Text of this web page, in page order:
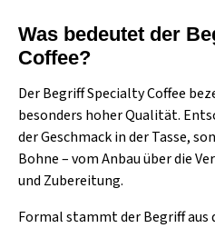
Was bedeutet der
Coffee?
Der Begriff Specialty Coffee
besonders hoher Qualität.
der Geschmack in der Tasse,
Bohne – vom Anbau über die
und Zubereitung.
Formal stammt der Begriff